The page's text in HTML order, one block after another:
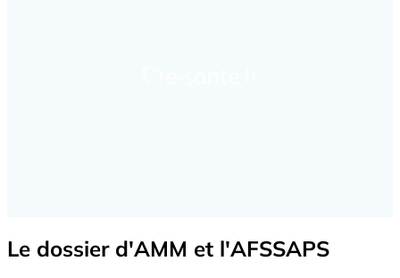
Le dossier d'AMM et l'AFSSAPS